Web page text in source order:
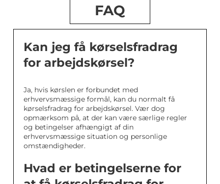
FAQ
Kan jeg få kørselsfradrag
for arbejdskørsel?
Ja, hvis kørslen er forbundet med
erhvervsmæssige formål, kan du normalt få
kørselsfradrag for arbejdskørsel. Vær dog
opmærksom på, at der kan være særlige regler
og betingelser afhængigt af din
erhvervsmæssige situation og personlige
omstændigheder.
Hvad er betingelserne for